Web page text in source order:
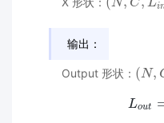
N C Li
(N,C ,Lin)
输出：
Output 形状： (N,
(N,C ,
Lout